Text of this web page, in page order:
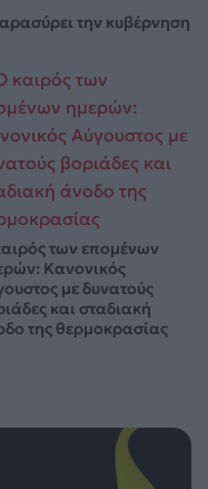
την κυβέρνηση
των επομένων
Κανονικός
με δυνατούς
και σταδιακή
της θερμοκρασίας